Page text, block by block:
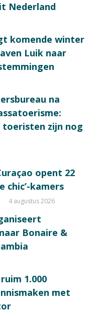
Nederland
komende winter
Luik naar
na
toeristen zijn nog
opent 22
chic’-kamers
4 augustus 2026
Bonaire &
1.000
met